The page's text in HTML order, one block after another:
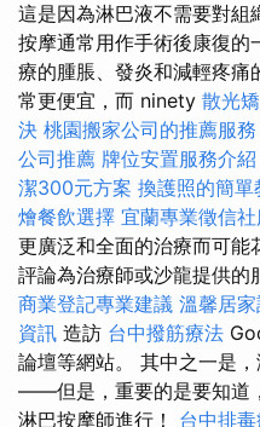
這是因為淋巴液不需要對組
按摩通常用作手術後康復
療的腫脹、發炎和減輕疼
常更便宜，而 ninety 散光
決 桃園搬家公司的推薦服務
公司推薦 牌位安置服務介紹
潔300元方案 換護照的簡單
燴餐飲選擇 宜蘭專業徵信
更廣泛和全面的治療而可能
評論為治療師或沙龍提供的
商業登記專業建議 溫馨居
資訊 造訪 台中撥筋療法
論壇等網站。 其中之一是
——但是，重要的是要知道
淋巴按摩師進行！ 台中排